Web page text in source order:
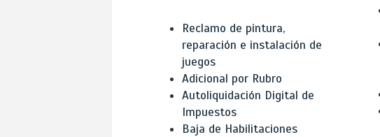
Reclamo de pintura,
reparación e instalación de
juegos
Adicional por Rubro
Autoliquidación Digital de
Impuestos
Baja de Habilitaciones